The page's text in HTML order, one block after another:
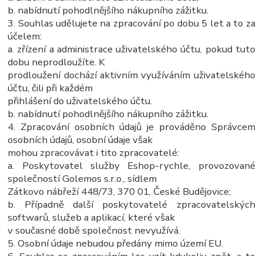
b. nabídnutí pohodlnějšího nákupního zážitku.
3. Souhlas udělujete na zpracování po dobu 5 let a to za
účelem:
a. zřízení a administrace uživatelského účtu, pokud tuto
dobu neprodloužíte. K
prodloužení dochází aktivním využíváním uživatelského
účtu, čili při každém
přihlášení do uživatelského účtu.
b. nabídnutí pohodlnějšího nákupního zážitku.
4. Zpracování osobních údajů je prováděno Správcem
osobních údajů, osobní údaje však
mohou zpracovávat i tito zpracovatelé:
a. Poskytovatel služby Eshop-rychle, provozované
společností Golemos s.r.o., sídlem
Zátkovo nábřeží 448/73, 370 01, České Budějovice;
b. Případně další poskytovatelé zpracovatelských
softwarů, služeb a aplikací, které však
v současné době společnost nevyužívá.
5. Osobní údaje nebudou předány mimo území EU.